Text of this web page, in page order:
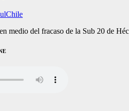
medio del fracaso de la Sub 20 de